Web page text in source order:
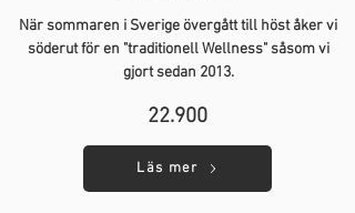
När sommaren i Sverige övergått till höst åker vi
söderut för en "traditionell Wellness" såsom vi
gjort sedan 2013.
22.900
Läs mer